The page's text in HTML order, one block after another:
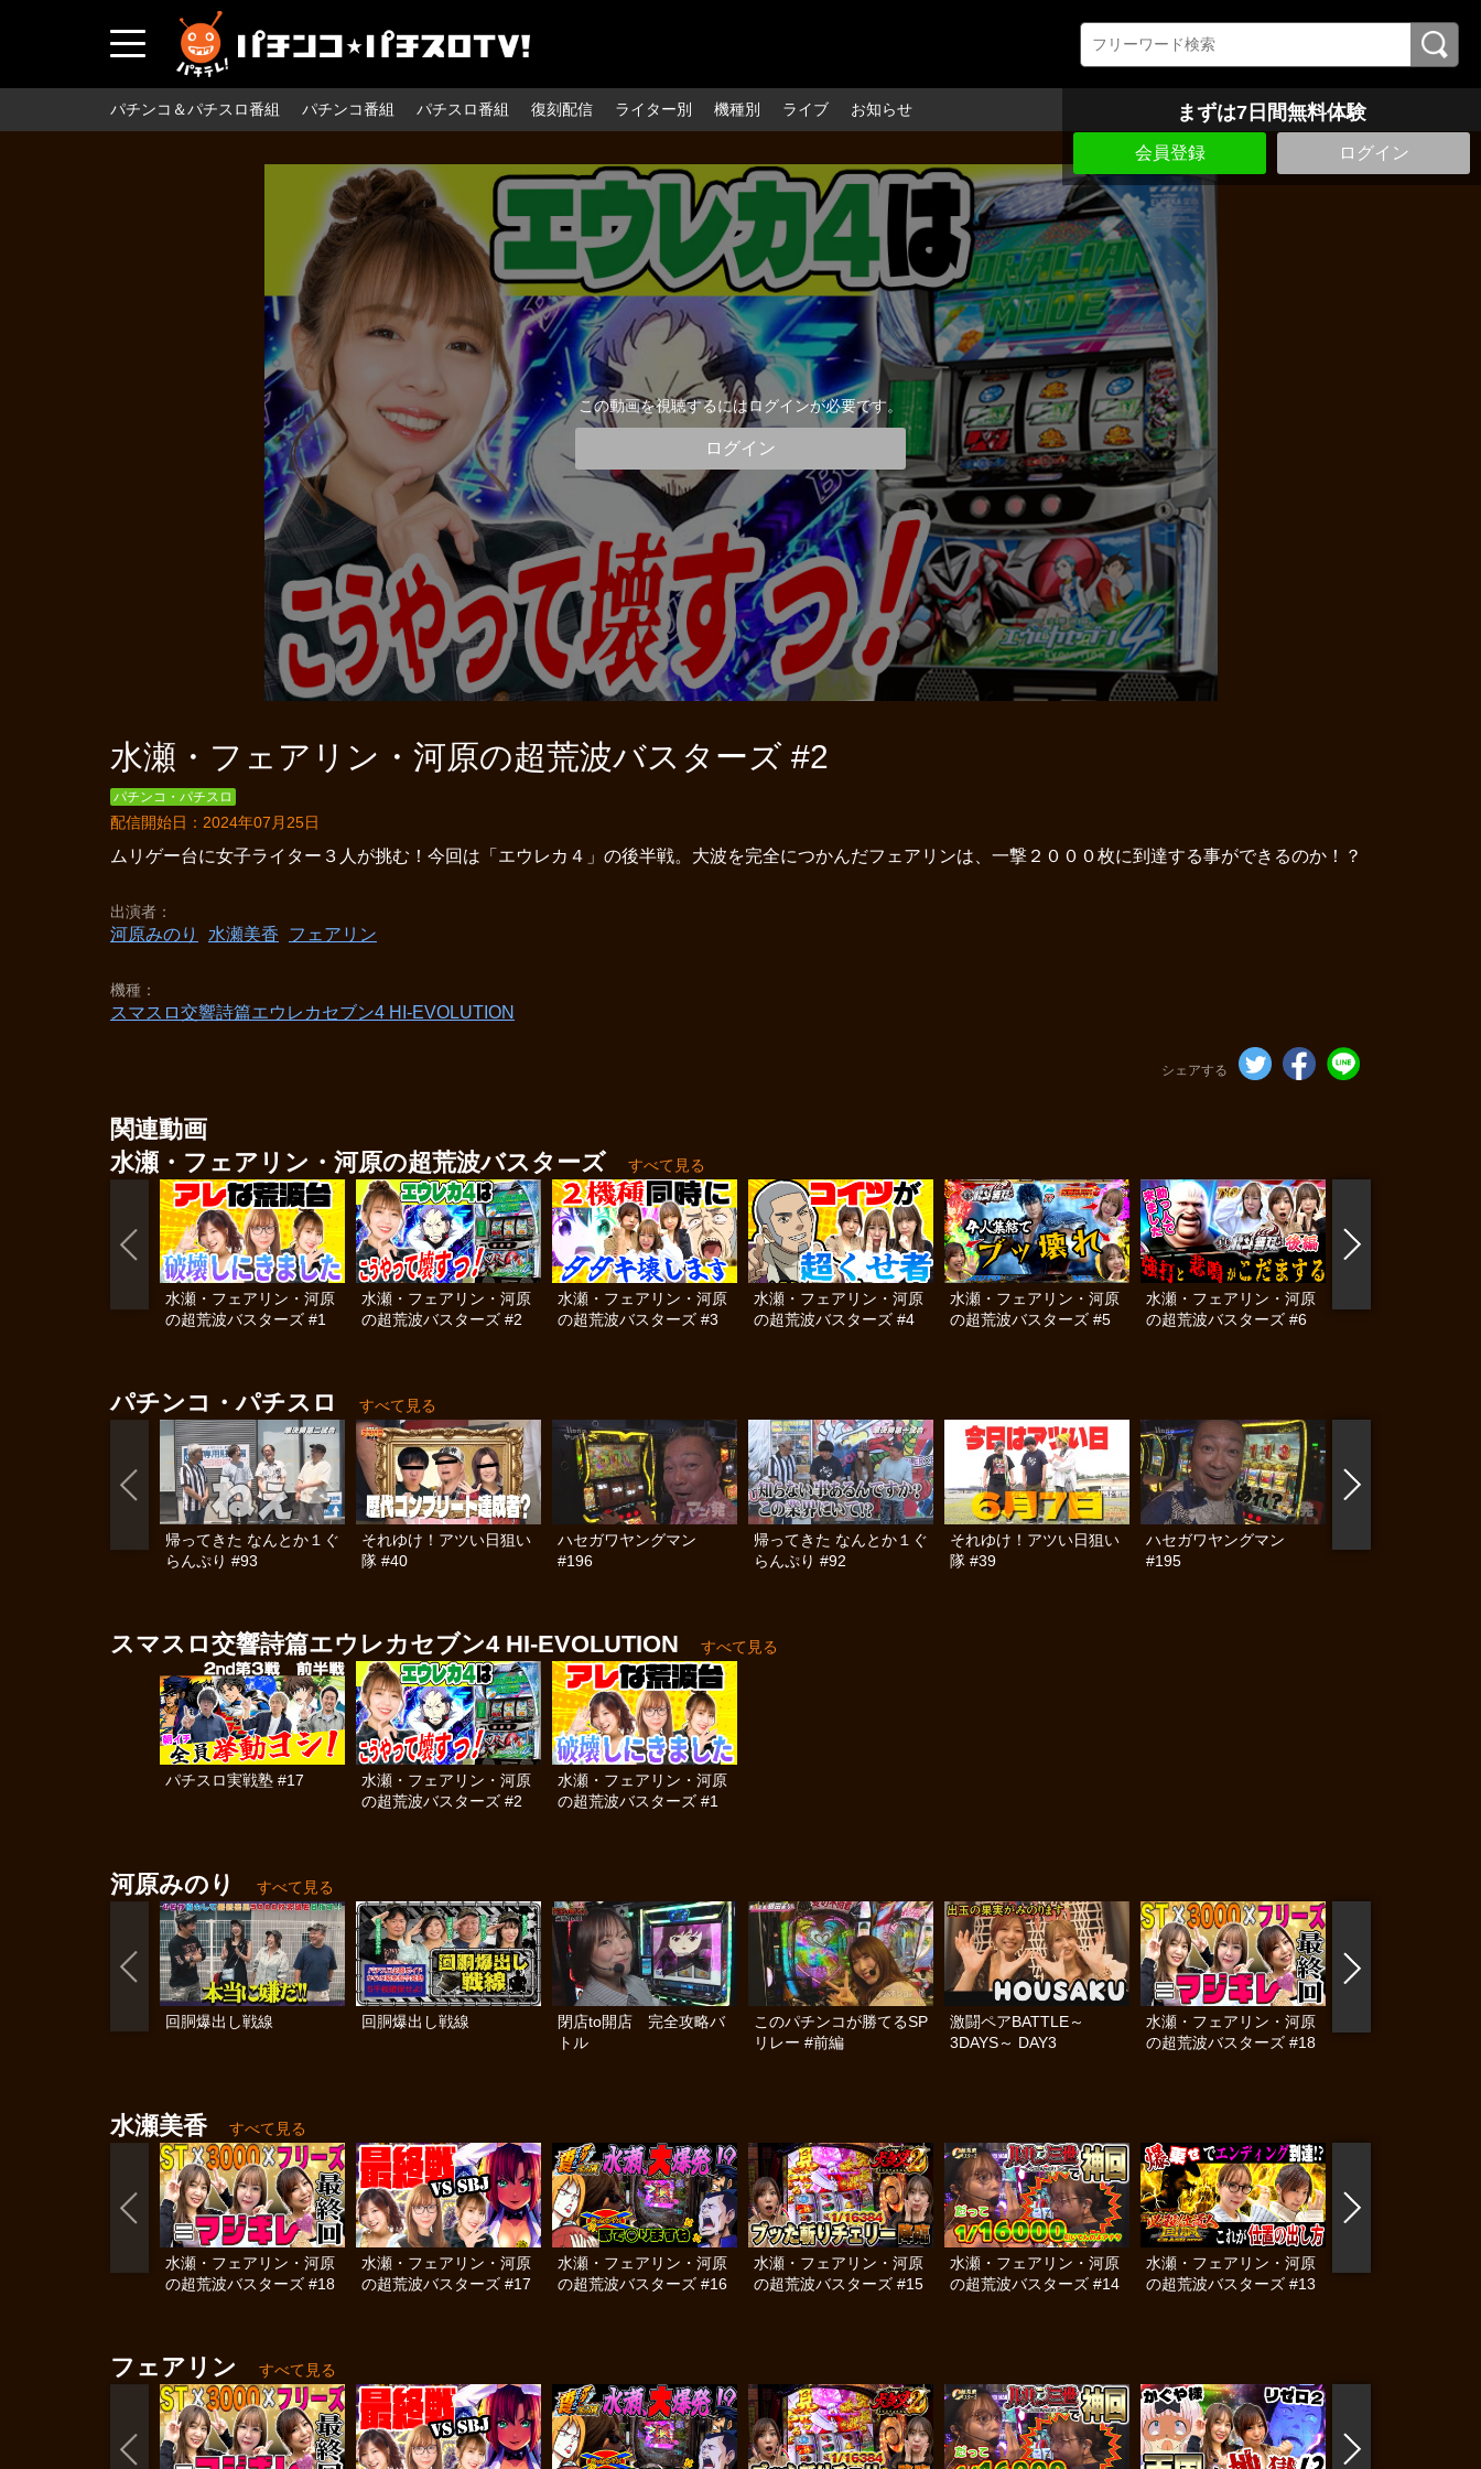
パチンコ＆パチスロ番組 パチンコ番組 パチスロ番組 復刻配信 ライター別 機種別 ライブ お知らせ まずは7日間無料体験
会員登録 ログイン
この動画を視聴するにはログインが必要です。
ログイン
水瀬・フェアリン・河原の超荒波バスターズ #2
パチンコ・パチスロ
配信開始日：2024年07月25日
ムリゲー台に女子ライター３人が挑む！今回は「エウレカ４」の後半戦。大波を完全につかんだフェアリンは、一撃２０００枚に到達する事ができるのか！？
出演者
河原みのり 水瀬美香 フェアリン
機種
スマスロ交響詩篇エウレカセブン4 HI-EVOLUTION
シェアする
関連動画
水瀬・フェアリン・河原の超荒波バスターズ
すべて見る
水瀬・フェアリン・河原
の超荒波バスターズ #1
水瀬・フェアリン・河原
の超荒波バスターズ #2
水瀬・フェアリン・河原
の超荒波バスターズ #3
水瀬・フェアリン・河原
の超荒波バスターズ #4
水瀬・フェアリン・河原
の超荒波バスターズ #5
水瀬・フェアリン・河原
の超荒波バスターズ #6
パチンコ・パチスロ すべて見る
帰ってきた なんとか１ぐ
らんぷり #93
それゆけ！アツい日狙い
隊 #40
ハセガワヤングマン
#196
帰ってきた なんとか１ぐ
らんぷり #92
それゆけ！アツい日狙い
隊 #39
ハセガワヤングマン
#195
スマスロ交響詩篇エウレカセブン4 HI-EVOLUTION すべて見る
パチスロ実戦塾 #17
水瀬・フェアリン・河原
の超荒波バスターズ #2
水瀬・フェアリン・河原
の超荒波バスターズ #1
河原みのり すべて見る
回胴爆出し戦線 回胴爆出し戦線
閉店to開店 完全攻略バ
トル
このパチンコが勝てるSP
リレー #前編
激闘ペアBATTLE～
3DAYS～ DAY3
水瀬・フェアリン・河原
の超荒波バスターズ #18
水瀬美香 すべて見る
水瀬・フェアリン・河原
の超荒波バスターズ #18
水瀬・フェアリン・河原
の超荒波バスターズ #17
水瀬・フェアリン・河原
の超荒波バスターズ #16
水瀬・フェアリン・河原
の超荒波バスターズ #15
水瀬・フェアリン・河原
の超荒波バスターズ #14
水瀬・フェアリン・河原
の超荒波バスターズ #13
フェアリン すべて見る